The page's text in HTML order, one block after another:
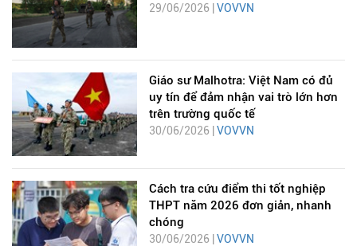
29/06/2026 | VOVVN
Giáo sư Malhotra: Việt Nam có đủ
uy tín để đảm nhận vai trò lớn hơn
trên trường quốc tế
30/06/2026 | VOVVN
Cách tra cứu điểm thi tốt nghiệp
THPT năm 2026 đơn giản, nhanh
chóng
30/06/2026 | VOVVN